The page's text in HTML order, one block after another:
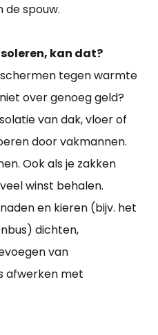
de spouw.
kan dat?
tegen warmte
over genoeg geld?
van dak, vloer of
door vakmannen.
Ook als je zakken
winst behalen.
en kieren (bijv. het
dichten,
van
afwerken met